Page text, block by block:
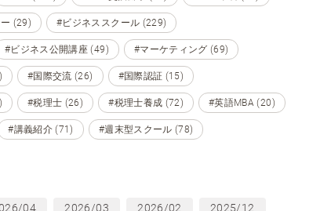
(29) #ビジネススクール (229)
#ビジネス公開講座 (49) #マーケティング (69)
#国際交流 (26) #国際認証 (15)
#税理士 (26) #税理士養成 (72) #英語MBA (20)
#講義紹介 (71) #週末型スクール (78)
04 2026/03 2026/02 2025/12